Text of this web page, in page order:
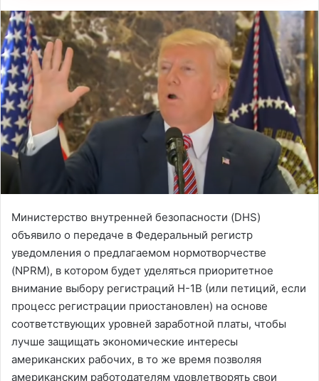
Министерство внутренней безопасности (DHS)
объявило о передаче в Федеральный регистр
уведомления о предлагаемом нормотворчестве
(NPRM), в котором будет уделяться приоритетное
внимание выбору регистраций H-1B (или петиций, если
процесс регистрации приостановлен) на основе
соответствующих уровней заработной платы, чтобы
лучше защищать экономические интересы
американских рабочих, в то же время позволяя
американским работодателям удовлетворять свои